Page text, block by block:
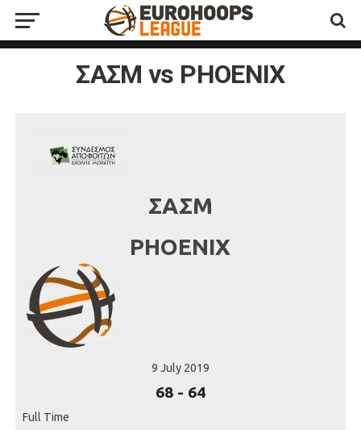
ΣΑΣΜ vs PHOENIX
ΣΑΣΜ
PHOENIX
9 July 2019
68- 64
Full Time